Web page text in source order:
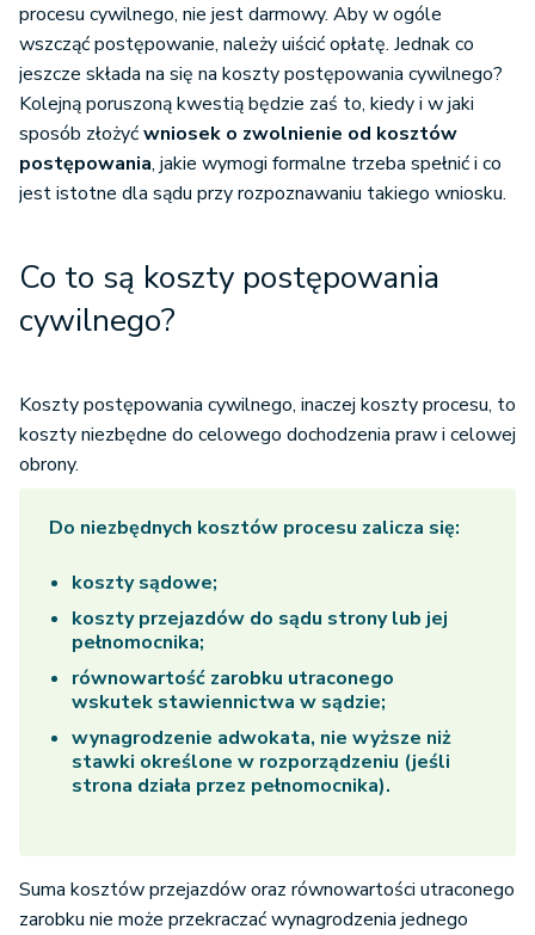
procesu cywilnego, nie jest darmowy. Aby w ogóle
wszcząć postępowanie, należy uiścić opłatę. Jednak co
jeszcze składa na się na koszty postępowania cywilnego?
Kolejną poruszoną kwestią będzie zaś to, kiedy i w jaki
sposób złożyćwniosek o zwolnienie od kosztów
postępowania, jakie wymogi formalne trzeba spełnić i co
jest istotne dla sądu przy rozpoznawaniu takiego wniosku.
Co to są koszty postępowania
cywilnego?
Koszty postępowania cywilnego, inaczej koszty procesu, to
koszty niezbędne do celowego dochodzenia praw i celowej
obrony.
Do niezbędnych kosztów procesu zalicza się:
koszty sądowe;
koszty przejazdów do sądu strony lub jej
pełnomocnika;
równowartość zarobku utraconego
wskutek stawiennictwa w sądzie;
wynagrodzenie adwokata, nie wyższe niż
stawki określone w rozporządzeniu (jeśli
strona działa przez pełnomocnika).
Suma kosztów przejazdów oraz równowartości utraconego
zarobku nie może przekraczać wynagrodzenia jednego